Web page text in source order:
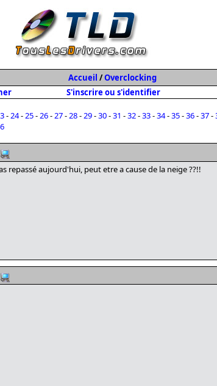
Accueil /Overclocking
S'inscrire ou s'identifier
-24-25-26-27-28-29-30-31 -32-33-34-35-36-37-
repassé aujourd'hui, peut etre a cause de la neige ??!!